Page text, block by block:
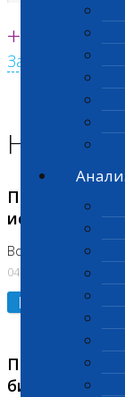
Единая круглосуточная
+7 495
Заказать
Главная
Новости
исследований
Во Владыкино
04.08.2026
Подробнее